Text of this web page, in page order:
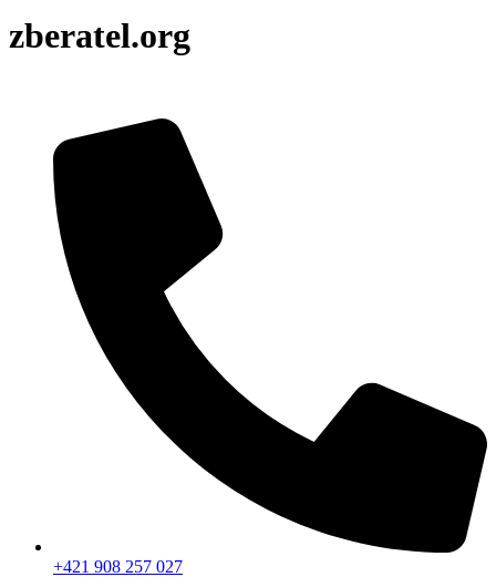
zberatel.org
+421 908 257 027